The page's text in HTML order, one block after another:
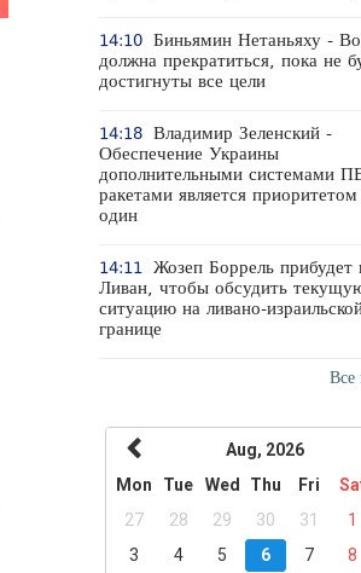
14:10 Биньямин Нетаньяху -
должна прекратиться, пока не
достигнуты все цели
14:18 Владимир Зеленский -
Обеспечение Украины
дополнительными системами
ракетами является
один
14:11
Жозеп Боррель прибудет
Ливан, чтобы обсудить
ситуацию на ливано-
границе
Все
Aug, 2026
Mon
Tue Wed Thu Fri
27
28 29 30 31 1
3
4 5 6 7 8